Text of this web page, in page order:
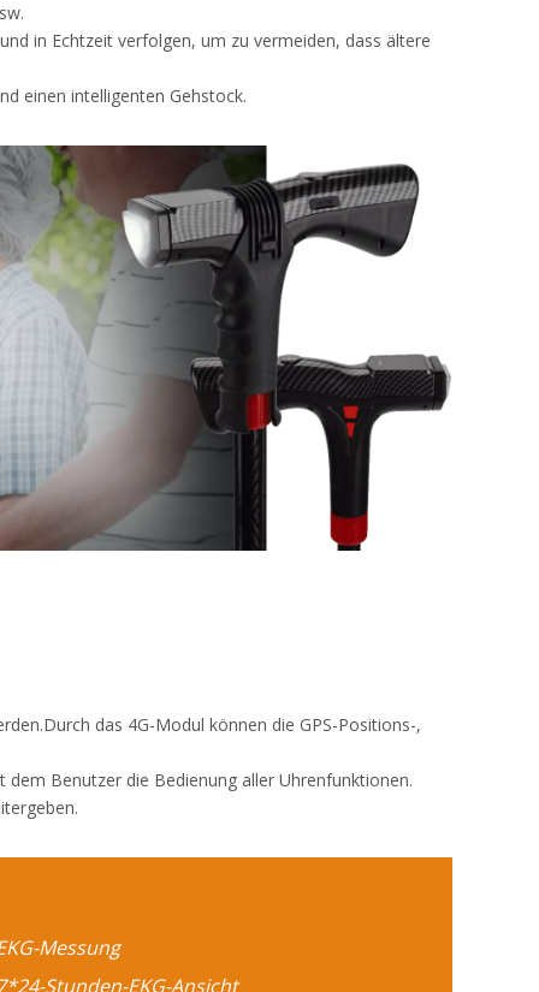
in Echtzeit verfolgen, um zu vermeiden, dass ältere
einen intelligenten Gehstock.
das 4G-Modul können die GPS-Positions-,
Benutzer die Bedienung aller Uhrenfunktionen.
Messung
Stunden-EKG-Ansicht